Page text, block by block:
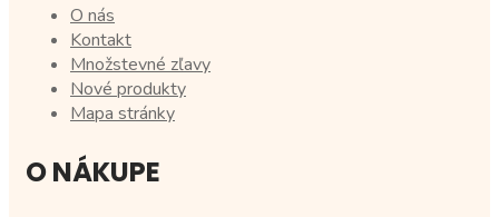
O nás
Kontakt
Množstevné zľavy
Nové produkty
Mapa stránky
O NÁKUPE